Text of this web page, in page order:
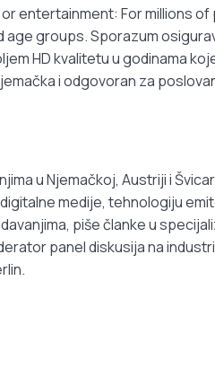
entertainment: For millions of
groups. Sporazum
HD kvalitetu u godinama
i odgovoran za
u Njemačkoj, Austriji i
medije, tehnologiju
piše članke u
panel diskusija na